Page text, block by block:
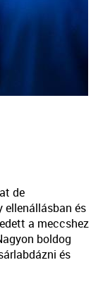
de
ellenállásban és
a meccshez
boldog
és